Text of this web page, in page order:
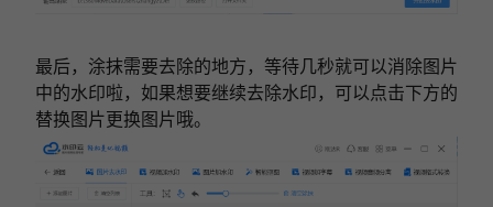
最后，涂抹需要去除的地方，等待几秒就可以消除图片
中的水印啦，如果想要继续去除水印，可以点击下方的
替换图片更换图片哦。